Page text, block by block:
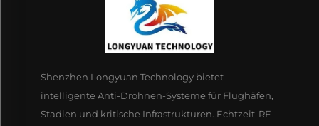
Shenzhen Longyuan Technology bietet
intelligente Anti-Drohnen-Systeme für Flughäfen,
Stadien und kritische Infrastrukturen. Echtzeit-RF-